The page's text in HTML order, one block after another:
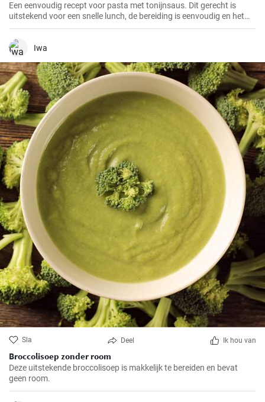
Een eenvoudig recept voor pasta met tonijnsaus. Dit gerecht is
uitstekend voor een snelle lunch, de bereiding is eenvoudig en het
resultaat uitstekend.
Iwa
Sla Deel Ik hou van
Broccolisoep zonder room
Deze uitstekende broccolisoep is makkelijk te bereiden en bevat
geen room.